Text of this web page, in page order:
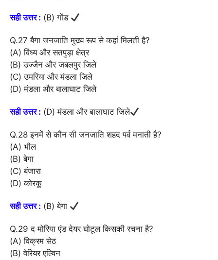
सही उत्तर : (B) गोंड
Q.27 बैगा जनजाति मुख्य रूप से कहां मिलती है?
(A) विंध्य और सतपुड़ा क्षेत्र
(B) उज्जैन और जबलपुर जिले
(C) उमरिया और मंडला जिले
(D) मंडला और बालाघाट जिले
सही उत्तर : (D) मंडला और बालाघाट जिले
Q.28 इनमें से कौन सी जनजाति शहद पर्व मनाती है?
(A) भील
(B) बेगा
(C) बंजारा
(D) कोरकू
सही उत्तर : (B) बेगा
Q.29 द मोरिया एंड देयर घोटूल किसकी रचना है?
(A) विक्रम सेठ
(B) वेरियर एल्विन